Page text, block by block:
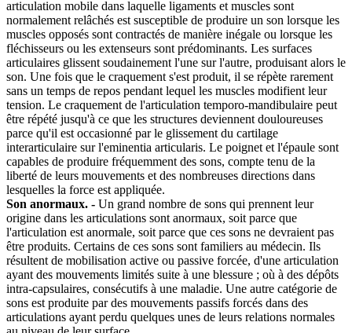
articulation mobile dans laquelle ligaments et muscles sont
normalement relâchés est susceptible de produire un son lorsque les
muscles opposés sont contractés de manière inégale ou lorsque les
fléchisseurs ou les extenseurs sont prédominants. Les surfaces
articulaires glissent soudainement l'une sur l'autre, produisant alors le
son. Une fois que le craquement s'est produit, il se répète rarement
sans un temps de repos pendant lequel les muscles modifient leur
tension. Le craquement de l'articulation temporo-mandibulaire peut
être répété jusqu'à ce que les structures deviennent douloureuses
parce qu'il est occasionné par le glissement du cartilage
interarticulaire sur l'eminentia articularis. Le poignet et l'épaule sont
capables de produire fréquemment des sons, compte tenu de la
liberté de leurs mouvements et des nombreuses directions dans
lesquelles la force est appliquée.
Son anormaux. - Un grand nombre de sons qui prennent leur
origine dans les articulations sont anormaux, soit parce que
l'articulation est anormale, soit parce que ces sons ne devraient pas
être produits. Certains de ces sons sont familiers au médecin. Ils
résultent de mobilisation active ou passive forcée, d'une articulation
ayant des mouvements limités suite à une blessure ; où à des dépôts
intra-capsulaires, consécutifs à une maladie. Une autre catégorie de
sons est produite par des mouvements passifs forcés dans des
articulations ayant perdu quelques unes de leurs relations normales